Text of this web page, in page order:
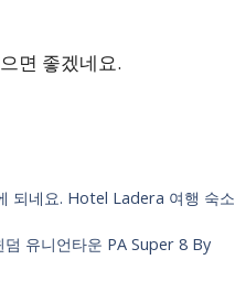
면 좋겠네요.
되네요. Hotel Ladera 여행 숙소
유니언타운 PA Super 8 By